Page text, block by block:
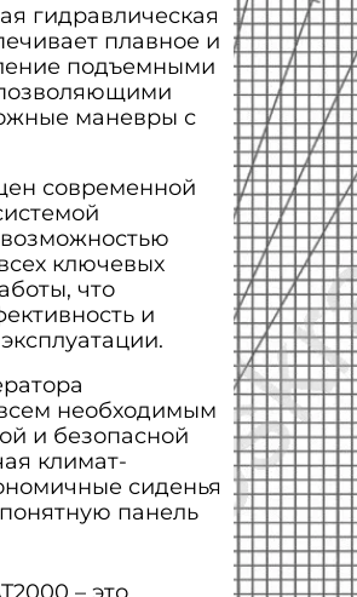
гидравлическая
плавное и
подъемными
маневры с
современной
ключевых
что
и
необходимым
и безопасной
климат-
сиденья
панель
– это